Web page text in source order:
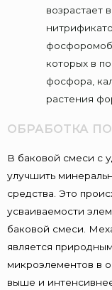
возрастает
которых в
фосфора,
растения
ОБРАБОТКА
В баковой смеси
улучшить
средства. Это
усваиваемости
баковой смеси.
является
микроэлементов в
выше и